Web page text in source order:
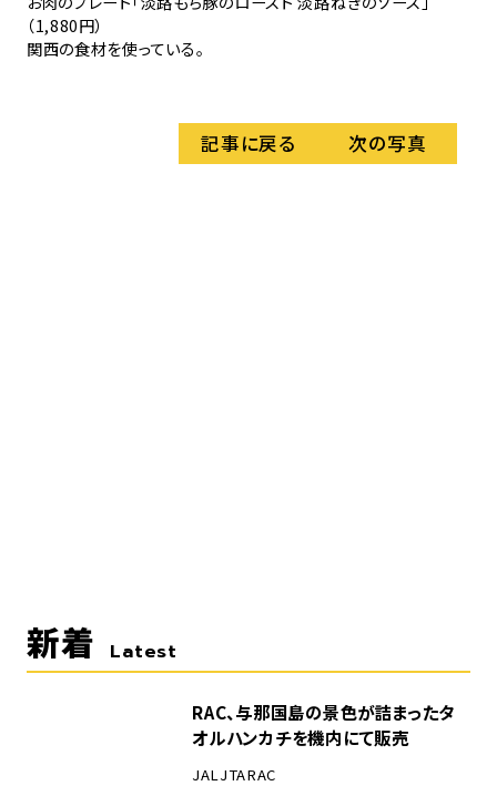
（1,880円）
関西の食材を使っている。
記事に戻る 次の写真
新着 Latest
RAC、与那国島の景色が詰まったタ
オルハンカチを機内にて販売
JALJTARAC